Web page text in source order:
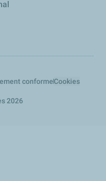
conformeCookies
2026